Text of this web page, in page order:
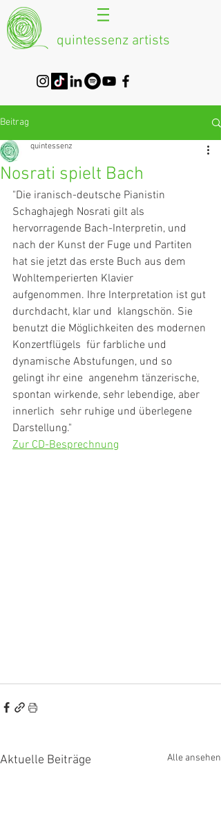
quintessenz artists
Beitrag
Nosrati spielt Bach
quintessenz
"Die iranisch-deutsche Pianistin
Schaghajegh Nosrati gilt als
hervorragende Bach-Interpretin, und
nach der Kunst der Fuge und Partiten
hat sie jetzt das erste Buch aus dem
Wohltemperierten Klavier
aufgenommen. Ihre Interpretation ist gut
durchdacht, klar und  klangschön. Sie
benutzt die Möglichkeiten des modernen
Konzertflügels  für farbliche und
dynamische Abstufungen, und so
gelingt ihr eine  angenehm tänzerische,
spontan wirkende, sehr lebendige, aber
innerlich  sehr ruhige und überlegene
Darstellung."
Zur CD-Besprechnung
Aktuelle Beiträge Alle ansehen